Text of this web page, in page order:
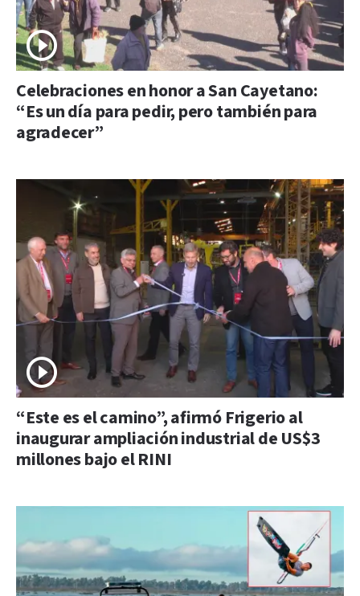
Celebraciones en honor a San Cayetano:
“Es un día para pedir, pero también para
agradecer”
“Este es el camino”, afirmó Frigerio al
inaugurar ampliación industrial de US$3
millones bajo el RINI